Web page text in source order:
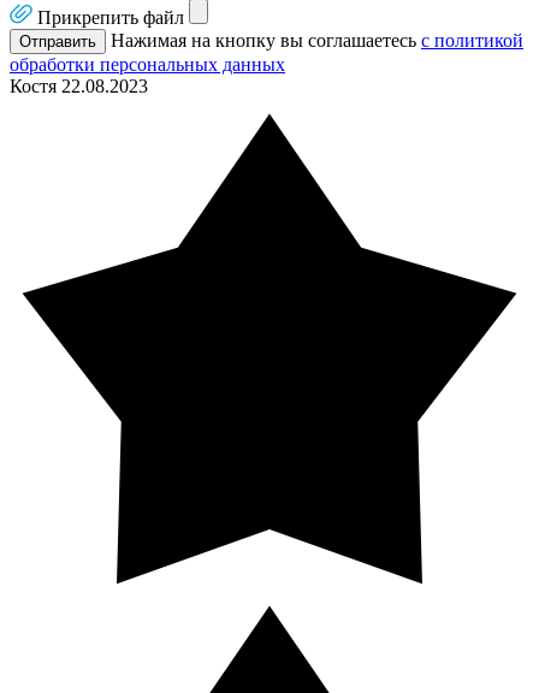
Прикрепить файл
Отправить Нажимая на кнопку вы соглашаетесь с политикой
обработки персональных данных
Костя 22.08.2023